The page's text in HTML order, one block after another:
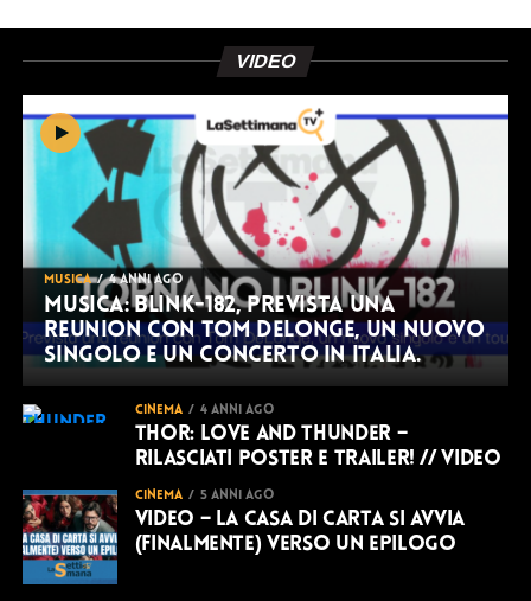
VIDEO
MUSICA 4 anni ago
Musica: Blink-182, prevista una
reunion con Tom DeLonge, un nuovo
singolo e un concerto in Italia.
CINEMA 4 anni ago
Thor: love and thunder –
rilasciati poster e trailer! // VIDEO
CINEMA 5 anni ago
VIDEO – La Casa di Carta si avvia
(finalmente) verso un epilogo